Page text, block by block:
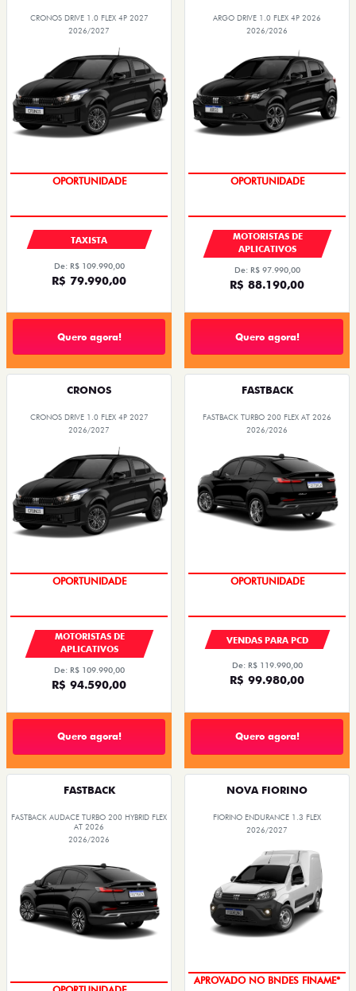
CRONOS DRIVE 1.0 FLEX 4P 2027
2026/2027
OPORTUNIDADE
TAXISTA
De: R$ 109.990,00
R$ 79.990,00
Quero agora!
ARGO DRIVE 1.0 FLEX 4P 2026
2026/2026
OPORTUNIDADE
MOTORISTAS DE
APLICATIVOS
De: R$ 97.990,00
R$ 88.190,00
Quero agora!
CRONOS
CRONOS DRIVE 1.0 FLEX 4P 2027
2026/2027
OPORTUNIDADE
MOTORISTAS DE
APLICATIVOS
De: R$ 109.990,00
R$ 94.590,00
Quero agora!
FASTBACK
FASTBACK TURBO 200 FLEX AT 2026
2026/2026
OPORTUNIDADE
VENDAS PARA PCD
De: R$ 119.990,00
R$ 99.980,00
Quero agora!
FASTBACK
FASTBACK AUDACE TURBO 200 HYBRID FLEX
AT 2026
2026/2026
NOVA FIORINO
FIORINO ENDURANCE 1.3 FLEX
2026/2027
APROVADO NO BNDES FINAME*